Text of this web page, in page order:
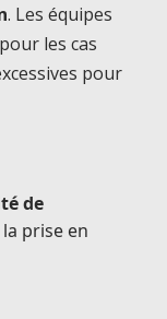
. Les équipes
les cas
pour
de
prise en